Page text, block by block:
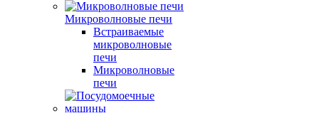
Микроволновые печи
Встраиваемые
микроволновые
печи
Микроволновые
печи